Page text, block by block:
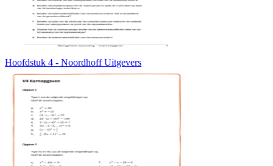
Hoofdstuk 4 - Noordhoff Uitgevers